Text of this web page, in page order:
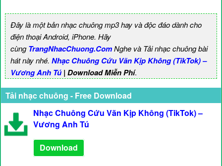
Đây là một bản nhạc chuông mp3 hay và độc đáo dành cho
điện thoại Android, iPhone. Hãy
cùngTrangNhacChuong.ComNghe và Tải nhạc chuông bài
hát này nhé. Nhạc Chuông Cứu Vãn Kịp Không (TikTok) –
Vương Anh Tú| Download Miễn Phí.
Tải nhạc chuông - Free Download
Nhạc Chuông Cứu Vãn Kịp Không (TikTok) –
Vương Anh Tú
Download